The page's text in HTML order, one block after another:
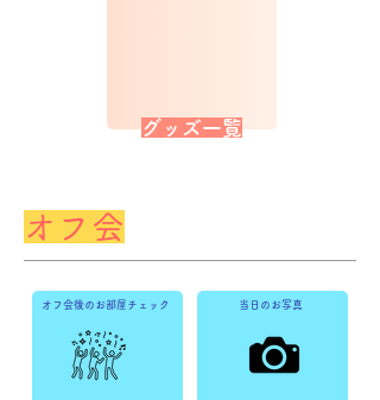
グッズ一覧
オフ会
オフ会後のお部屋チェック 当日のお写真